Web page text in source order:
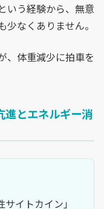
いう経験から、無意
なくありません。
、体重減少に拍車を
進とエネルギー消
イトカイン」